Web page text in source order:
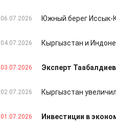
06.07.2026 Южный берег Иссык-
04.07.2026 Кыргызстан и
03.07.2026 Эксперт
02.07.2026 Кыргызстан
01.07.2026 Инвестиции в